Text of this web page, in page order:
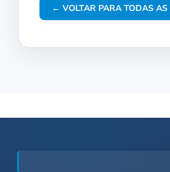
← VOLTAR PARA TODAS AS